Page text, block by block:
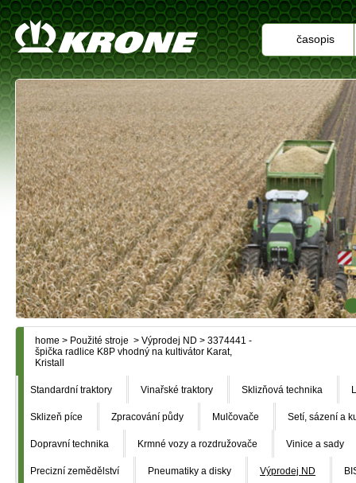
časopis
home > Použité stroje > Výprodej ND > 3374441 -
špička radlice K8P vhodný na kultivátor Karat,
Kristall
Standardní traktory Vinařské traktory Sklizňová technika
Sklizeň píce Zpracování půdy Mulčovače Setí, sázení a
Dopravní technika Krmné vozy a rozdružovače Vinice a sady
Precizní zemědělství Pneumatiky a disky Výprodej ND